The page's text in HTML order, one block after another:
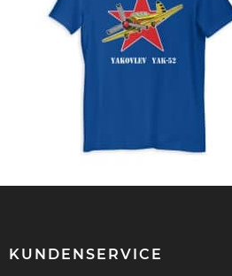
KUNDENSERVICE